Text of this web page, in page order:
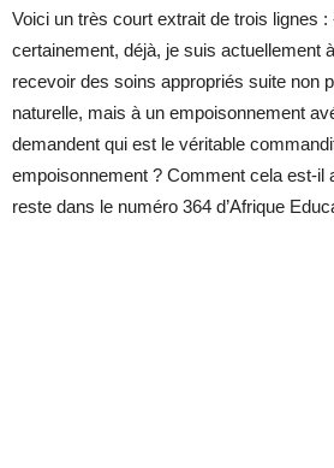
Voici un très court extrait de trois lignes
certainement, déjà, je suis actuellement
recevoir des soins appropriés suite non
naturelle, mais à un empoisonnement
demandent qui est le véritable
empoisonnement ? Comment cela est-il
reste dans le numéro 364 d’Afrique